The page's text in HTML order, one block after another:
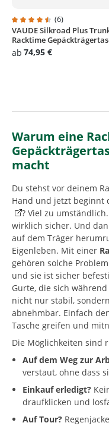
Durchschnittliche
(6)
VAUDE Silkroad Plus
Racktime
ab 74,95 €
Warum eine
macht
Du stehst vor deinem
Hand und jetzt beginnt
? Viel zu
wirklich sicher. Und
auf dem Träger
Eigenleben. Mit einer
gehören solche
und sie ist sicher
Gurte, die sich
nicht nur stabil,
abnehmbar. Einfach
Tasche greifen und
Die Möglichkeiten sind
Auf dem Weg zur
verstaut, ohne dass
Einkauf erledigt?
draufklicken und
Auf Tour?